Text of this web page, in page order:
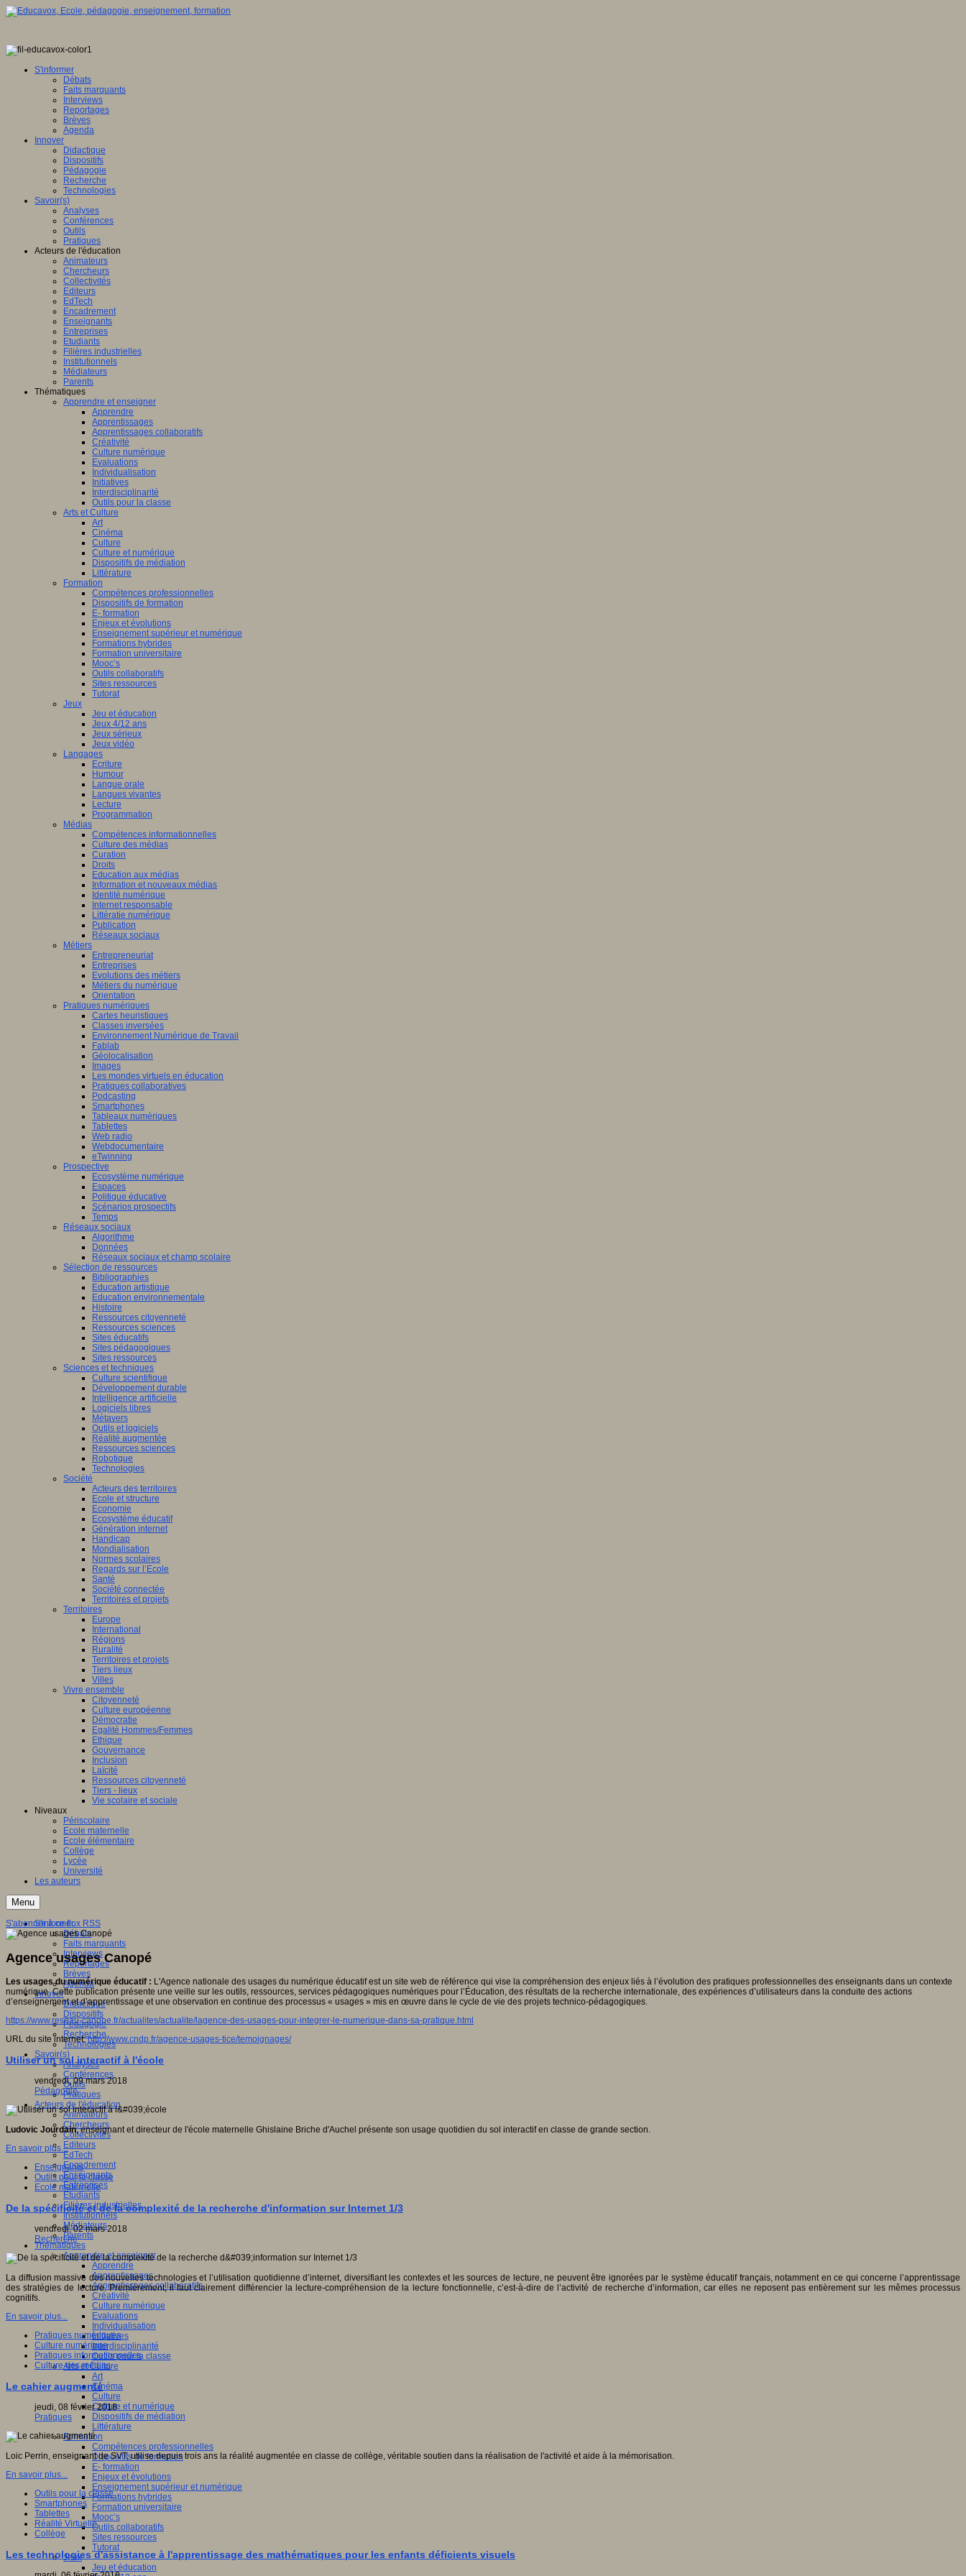
S'informer
Débats
Faits marquants
Interviews
Reportages
Brèves
Agenda
Innover
Didactique
Dispositifs
Pédagogie
Recherche
Technologies
Savoir(s)
Analyses
Conférences
Outils
Pratiques
Acteurs de l'éducation
Animateurs
Chercheurs
Collectivités
Editeurs
EdTech
Encadrement
Enseignants
Entreprises
Etudiants
Filières industrielles
Institutionnels
Médiateurs
Parents
Thématiques
Apprendre et enseigner
Apprendre
Apprentissages
Apprentissages collaboratifs
Créativité
Culture numérique
Evaluations
Individualisation
Initiatives
Interdisciplinarité
Outils pour la classe
Arts et Culture
Art
Cinéma
Culture
Culture et numérique
Dispositifs de médiation
Littérature
Formation
Compétences professionnelles
Dispositifs de formation
E- formation
Enjeux et évolutions
Enseignement supérieur et numérique
Formations hybrides
Formation universitaire
Mooc’s
Outils collaboratifs
Sites ressources
Tutorat
Jeux
Jeu et éducation
Jeux 4/12 ans
Jeux sérieux
Jeux vidéo
Langages
Ecriture
Humour
Langue orale
Langues vivantes
Lecture
Programmation
Médias
Compétences informationnelles
Culture des médias
Curation
Droits
Education aux médias
Information et nouveaux médias
Identité numérique
Internet responsable
Littératie numérique
Publication
Réseaux sociaux
Métiers
Entrepreneuriat
Entreprises
Evolutions des métiers
Métiers du numérique
Orientation
Pratiques numériques
Cartes heuristiques
Classes inversées
Environnement Numérique de Travail
Fablab
Géolocalisation
Images
Les mondes virtuels en éducation
Pratiques collaboratives
Podcasting
Smartphones
Tableaux numériques
Tablettes
Web radio
Webdocumentaire
eTwinning
Prospective
Ecosystème numérique
Espaces
Politique éducative
Scénarios prospectifs
Temps
Réseaux sociaux
Algorithme
Données
Réseaux sociaux et champ scolaire
Sélection de ressources
Bibliographies
Education artistique
Education environnementale
Histoire
Ressources citoyenneté
Ressources sciences
Sites éducatifs
Sites pédagogiques
Sites ressources
Sciences et techniques
Culture scientifique
Développement durable
Intelligence artificielle
Logiciels libres
Métavers
Outils et logiciels
Réalité augmentée
Ressources sciences
Robotique
Technologies
Société
Acteurs des territoires
Ecole et structure
Economie
Ecosystème éducatif
Génération internet
Handicap
Mondialisation
Normes scolaires
Regards sur l’Ecole
Santé
Société connectée
Territoires et projets
Territoires
Europe
International
Régions
Ruralité
Territoires et projets
Tiers lieux
Villes
Vivre ensemble
Citoyenneté
Culture européenne
Démocratie
Egalité Hommes/Femmes
Ethique
Gouvernance
Inclusion
Laïcité
Ressources citoyenneté
Tiers - lieux
Vie scolaire et sociale
Niveaux
Périscolaire
Ecole maternelle
Ecole élémentaire
Collège
Lycée
Université
Les auteurs
Menu
S'informer
Débats
Faits marquants
Interviews
Reportages
Brèves
Agenda
Innover
Didactique
Dispositifs
Pédagogie
Recherche
Technologies
Savoir(s)
Analyses
Conférences
Outils
Pratiques
Acteurs de l'éducation
Animateurs
Chercheurs
Collectivités
Editeurs
EdTech
Encadrement
Enseignants
Entreprises
Etudiants
Filières industrielles
Institutionnels
Médiateurs
Parents
Thématiques
Apprendre et enseigner
Apprendre
Apprentissages
Apprentissages collaboratifs
Créativité
Culture numérique
Evaluations
Individualisation
Initiatives
Interdisciplinarité
Outils pour la classe
Arts et Culture
Art
Cinéma
Culture
Culture et numérique
Dispositifs de médiation
Littérature
Formation
Compétences professionnelles
Dispositifs de formation
E- formation
Enjeux et évolutions
Enseignement supérieur et numérique
Formations hybrides
Formation universitaire
Mooc’s
Outils collaboratifs
Sites ressources
Tutorat
Jeux
Jeu et éducation
S'abonner à ce flux RSS
Agence usages Canopé
Les usages du numérique éducatif : L'Agence nationale des usages du numérique éducatif est un site web de référence qui vise la compréhension des enjeux liés à l’évolution des pratiques professionnelles des enseignants dans un contexte
numérique. Cette publication présente une veille sur les outils, ressources, services pédagogiques numériques pour l’Éducation, des résultats de la recherche internationale, des expériences d’utilisateurs dans la conduite des actions
d’enseignement et d’apprentissage et une observation en continue des processus « usages » mis en œuvre dans le cycle de vie des projets technico-pédagogiques.
https://www.reseau-canope.fr/actualites/actualite/lagence-des-usages-pour-integrer-le-numerique-dans-sa-pratique.html
URL du site internet:http://www.cndp.fr/agence-usages-tice/temoignages/
Utiliser un sol interactif à l'école
vendredi, 09 mars 2018
Pédagogie
Ludovic Jourdain, enseignant et directeur de l'école maternelle Ghislaine Briche d'Auchel présente son usage quotidien du sol interactif en classe de grande section.
En savoir plus...
Enseignants
Outils pour la classe
Ecole maternelle
De la spécificité et de la complexité de la recherche d'information sur Internet 1/3
vendredi, 02 mars 2018
Recherche
La diffusion massive des nouvelles technologies et l’utilisation quotidienne d’internet, diversifiant les contextes et les sources de lecture, ne peuvent être ignorées par le système éducatif français, notamment en ce qui concerne l’apprentissage
des stratégies de lecture. Premièrement, il faut clairement différencier la lecture-compréhension de la lecture fonctionnelle, c’est-à-dire de l’activité de recherche d’information, car elles ne reposent pas entièrement sur les mêmes processus
cognitifs.
En savoir plus...
Pratiques numériques
Culture numérique
Pratiques informationnelles
Culture des médias
Le cahier augmenté
jeudi, 08 février 2018
Pratiques
Loic Perrin, enseignant de SVT, utilise depuis trois ans la réalité augmentée en classe de collège, véritable soutien dans la réalisation de l'activité et aide à la mémorisation.
En savoir plus...
Outils pour la classe
Smartphones
Tablettes
Réalité Virtuelle
Collège
Les technologies d'assistance à l'apprentissage des mathématiques pour les enfants déficients visuels